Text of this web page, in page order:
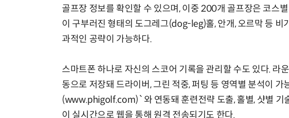
골프장 정보를 확인할 수 있으며, 이중 200개 골프장은 코스
이 구부러진 형태의 도그레그(dog-leg)홀, 안개, 오르막 등 비
과적인 공략이 가능하다.
스마트폰 하나로 자신의 스코어 기록을 관리할 수도 있다. 라
동으로 저장돼 드라이버, 그린 적중, 퍼팅 등 영역별 분석이
(www.phigolf.com)`와 연동돼 훈련전략 도출, 홀별, 샷별 기
이 실시간으로 웹을 통해 원격 전송되기도 한다.